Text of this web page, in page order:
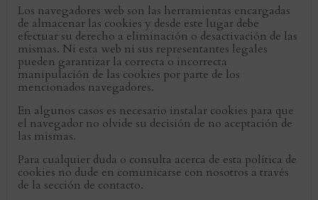
Los navegadores web son las herramientas encargadas
de almacenar las cookies y desde este lugar debe
efectuar su derecho a eliminación o desactivación de las
mismas. Ni esta web ni sus representantes legales
pueden garantizar la correcta o incorrecta
manipulación de las cookies por parte de los
mencionados navegadores.
En algunos casos es necesario instalar cookies para que
el navegador no olvide su decisión de no aceptación de
las mismas.
Para cualquier duda o consulta acerca de esta política de
cookies no dude en comunicarse con nosotros a través
de la sección de contacto.